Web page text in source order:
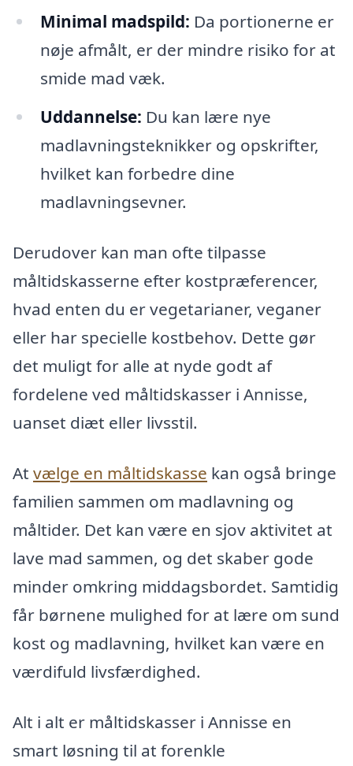
Minimal madspild: Da portionerne er
nøje afmålt, er der mindre risiko for at
smide mad væk.
Uddannelse: Du kan lære nye
madlavningsteknikker og opskrifter,
hvilket kan forbedre dine
madlavningsevner.
Derudover kan man ofte tilpasse
måltidskasserne efter kostpræferencer,
hvad enten du er vegetarianer, veganer
eller har specielle kostbehov. Dette gør
det muligt for alle at nyde godt af
fordelene ved måltidskasser i Annisse,
uanset diæt eller livsstil.
At vælge en måltidskasse kan også bringe
familien sammen om madlavning og
måltider. Det kan være en sjov aktivitet at
lave mad sammen, og det skaber gode
minder omkring middagsbordet. Samtidig
får børnene mulighed for at lære om sund
kost og madlavning, hvilket kan være en
værdifuld livsfærdighed.
Alt i alt er måltidskasser i Annisse en
smart løsning til at forenkle